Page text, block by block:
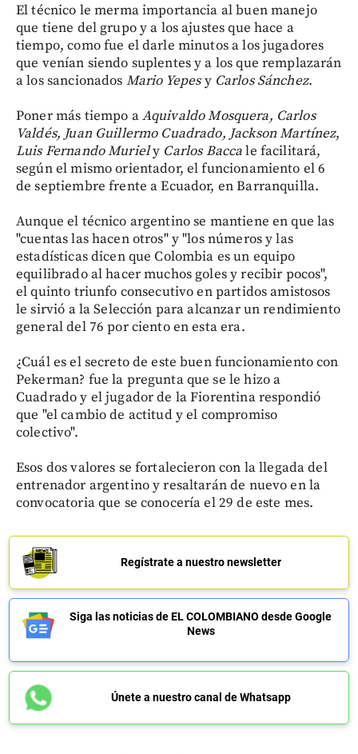
El técnico le merma importancia al buen manejo
que tiene del grupo y a los ajustes que hace a
tiempo, como fue el darle minutos a los jugadores
que venían siendo suplentes y a los que remplazarán
a los sancionados Mario Yepesy Carlos Sánchez.
Poner más tiempo aAquivaldo Mosquera, Carlos
Valdés, Juan Guillermo Cuadrado, Jackson Martínez,
Luis Fernando Muriely Carlos Baccale facilitará,
según el mismo orientador, el funcionamiento el 6
de septiembre frente a Ecuador, en Barranquilla.
Aunque el técnico argentino se mantiene en que las
"cuentas las hacen otros" y "los números y las
estadísticas dicen que Colombia es un equipo
equilibrado al hacer muchos goles y recibir pocos",
el quinto triunfo consecutivo en partidos amistosos
le sirvió a la Selección para alcanzar un rendimiento
general del 76 por ciento en esta era.
¿Cuál es el secreto de este buen funcionamiento con
Pekerman? fue la pregunta que se le hizo a
Cuadrado y el jugador de la Fiorentina respondió
que "el cambio de actitud y el compromiso
colectivo".
Esos dos valores se fortalecieron con la llegada del
entrenador argentino y resaltarán de nuevo en la
convocatoria que se conocería el 29 de este mes.
Regístrate a nuestro newsletter
Siga las noticias de EL COLOMBIANO desde Google
News
Únete a nuestro canal de Whatsapp